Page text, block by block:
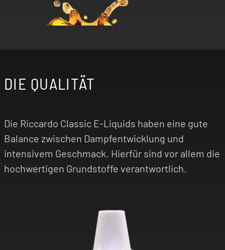
DIE QUALITÄT
Die Riccardo Classic E-Liquids haben eine gute
Balance zwischen Dampfentwicklung und
intensivem Geschmack. Hierfür sind vor allem die
hochwertigen Grundstoffe verantwortlich.